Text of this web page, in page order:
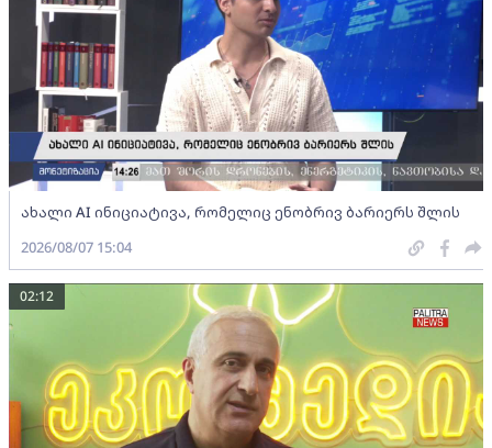
ახალი AI ინიციატივა, რომელიც ენობრივ ბარიერს შლის
2026/08/07 15:04
02:12